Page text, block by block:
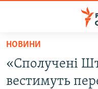
Перейти
основного
матеріалу
ВСЕ ЗА ДОБУ
НОВИНИ
«Сполучені
вестимуть